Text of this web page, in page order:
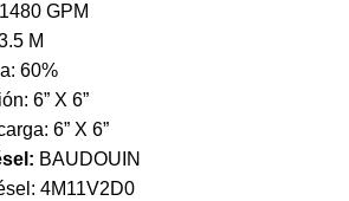
GPM
M
60%
6” X 6”
6” X 6”
BAUDOUIN
4M11V2D0